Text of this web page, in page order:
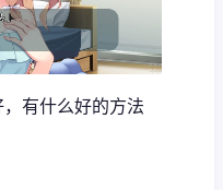
有什么好的方法